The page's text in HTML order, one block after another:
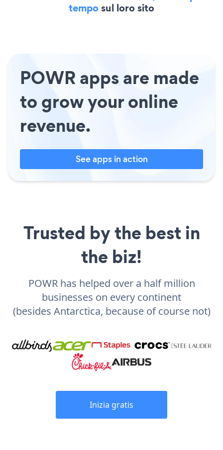
temposul loro sito
POWR apps are made
to grow your online
revenue.
See apps in action
Trusted by the best in
the biz!
POWR has helped over a half million
businesses on every continent
(besides Antarctica, because of course not)
Inizia gratis